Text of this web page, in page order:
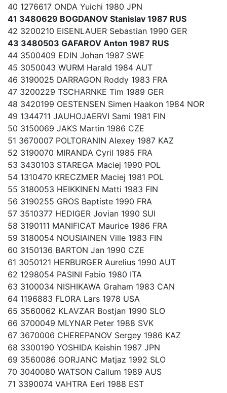
40 1276617 ONDA Yuichi 1980 JPN
41 3480629 BOGDANOV Stanislav 1987 RUS
42 3200210 EISENLAUER Sebastian 1990 GER
43 3480503 GAFAROV Anton 1987 RUS
44 3500409 EDIN Johan 1987 SWE
45 3050043 WURM Harald 1984 AUT
46 3190025 DARRAGON Roddy 1983 FRA
47 3200229 TSCHARNKE Tim 1989 GER
48 3420199 OESTENSEN Simen Haakon 1984 NOR
49 1344711 JAUHOJAERVI Sami 1981 FIN
50 3150069 JAKS Martin 1986 CZE
51 3670007 POLTORANIN Alexey 1987 KAZ
52 3190070 MIRANDA Cyril 1985 FRA
53 3430103 STAREGA Maciej 1990 POL
54 1310470 KRECZMER Maciej 1981 POL
55 3180053 HEIKKINEN Matti 1983 FIN
56 3190255 GROS Baptiste 1990 FRA
57 3510377 HEDIGER Jovian 1990 SUI
58 3190111 MANIFICAT Maurice 1986 FRA
59 3180054 NOUSIAINEN Ville 1983 FIN
60 3150136 BARTON Jan 1990 CZE
61 3050121 HERBURGER Aurelius 1990 AUT
62 1298054 PASINI Fabio 1980 ITA
63 3100034 NISHIKAWA Graham 1983 CAN
64 1196883 FLORA Lars 1978 USA
65 3560062 KLAVZAR Bostjan 1990 SLO
66 3700049 MLYNAR Peter 1988 SVK
67 3670006 CHEREPANOV Sergey 1986 KAZ
68 3300190 YOSHIDA Keishin 1987 JPN
69 3560086 GORJANC Matjaz 1992 SLO
70 3040080 WATSON Callum 1989 AUS
71 3390074 VAHTRA Eeri 1988 EST